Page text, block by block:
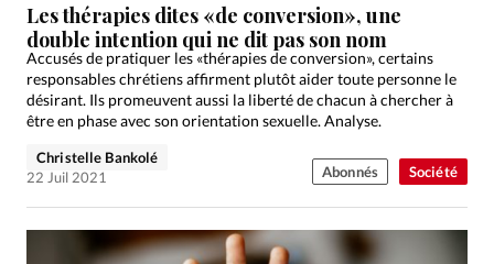
Société
Les thérapies dites «de conversion», une
double intention qui ne dit pas son nom
Accusés de pratiquer les «thérapies de conversion», certains
responsables chrétiens affirment plutôt aider toute personne le
désirant. Ils promeuvent aussi la liberté de chacun à chercher à
être en phase avec son orientation sexuelle. Analyse.
Christelle Bankolé
22 Juil 2021
Abonnés